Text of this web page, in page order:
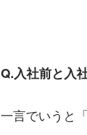
Q.入社前と入
一言でいうと